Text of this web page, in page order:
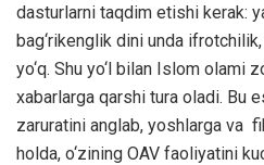
dasturlarni taqdim etishi kerak:
bag‘rikenglik dini unda
yo‘q. Shu yo‘l bilan Islom olami
xabarlarga qarshi tura oladi. Bu
zaruratini anglab, yoshlarga va
holda, o‘zining OAV faoliyatini